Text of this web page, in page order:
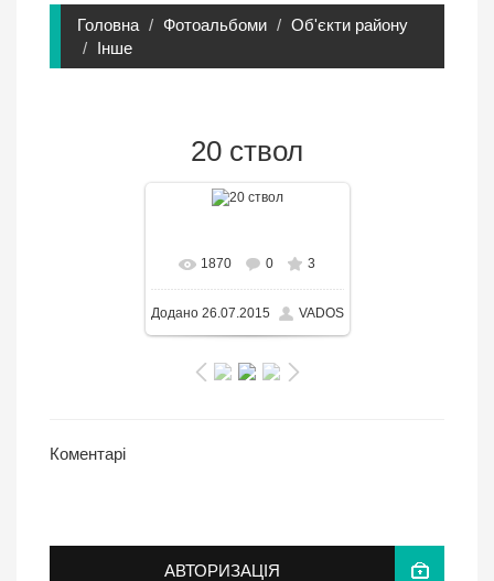
Головна Фотоальбоми
Об'єкти району
Інше
20 ствол
1500x2000/ 434.9KB
1870 0 3
Додано26.07.2015 VADOS
Коментарі
АВТОРИЗАЦІЯ